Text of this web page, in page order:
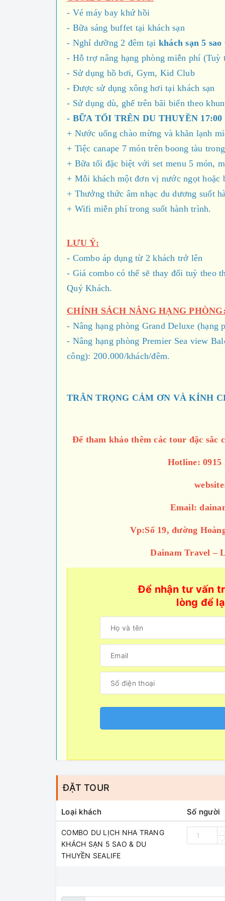
- Vé máy bay khứ hồi
- Bữa sáng buffet tại khách sạn
- Nghỉ dưỡng 2 đêm tại khách sạn 5
- Hỗ trợ nâng hạng phòng miễn phí (Tuỳ
- Sử dụng hồ bơi, Gym, Kid Club
- Được sử dụng xông hơi tại khách sạn
- Sử dụng dù, ghế trên bãi biển theo
- BỮA TỐI TRÊN DU THUYỀN 17:00
+ Nước uống chào mừng và khăn lạnh
+ Tiệc canape 7 món trên boong tàu
+ Bữa tối đặc biệt với set menu 5 món,
+ Mỗi khách một đơn vị nước ngọt hoặc
+ Thưởng thức âm nhạc du dương suốt
+ Wifi miễn phí trong suốt hành trình.
LƯU Ý:
- Combo áp dụng từ 2 khách trở lên
- Giá combo có thể sẽ thay đổi tuỳ theo
Quý Khách.
CHÍNH SÁCH NÂNG HẠNG PHÒNG:
- Nâng hạng phòng Grand Deluxe (hạng
- Nâng hạng phòng Premier Sea view
công): 200.000/khách/đêm.
TRÂN TRỌNG CẢM ƠN VÀ KÍNH
Để tham khảo thêm các tour đặc
Hotline: 0915
Email:
Vp:Số 19, đường
Dainam Travel –
Để nhận tư vấn
lòng để
ĐẶT TOUR
Loại khách Số người
COMBO DU LỊCH NHA TRANG
KHÁCH SẠN 5 SAO & DU
THUYỀN SEALIFE